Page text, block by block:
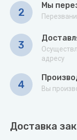
2
Мы
3
адресу
4 Вы
Доставка